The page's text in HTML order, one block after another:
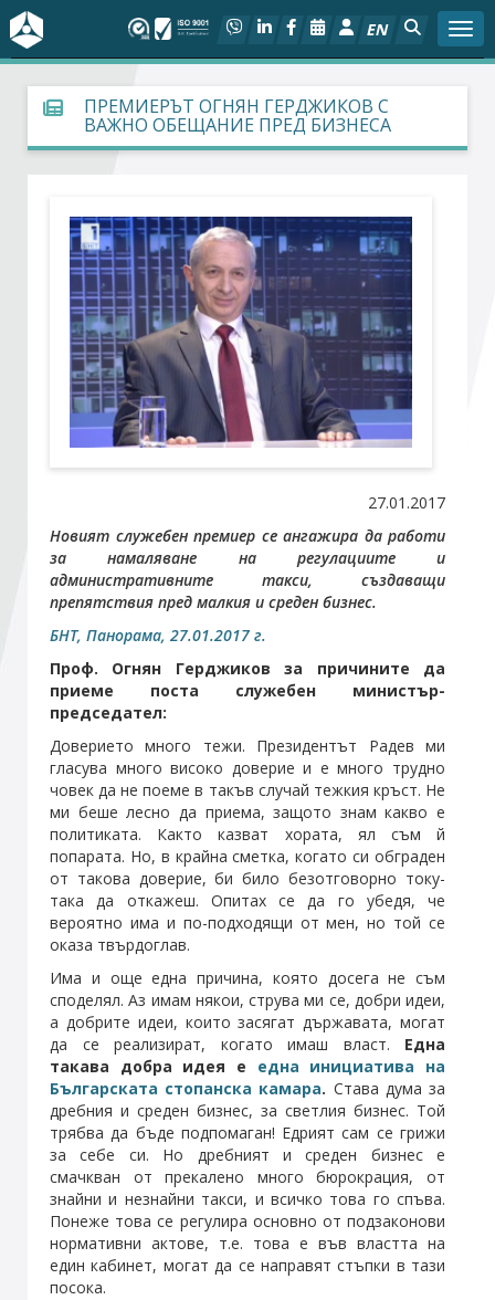
EN
За БСК
На фокус
Социален диалог
Дейности
Арбитражен съд
Стани член
Абонирайте се!
ПРЕМИЕРЪТ ОГНЯН ГЕРДЖИКОВ С
ВАЖНО ОБЕЩАНИЕ ПРЕД БИЗНЕСА
27.01.2017
Новият служебен премиер се ангажира да работи
за намаляване на регулациите и
административните такси, създаващи
препятствия пред малкия и среден бизнес.
БНТ, Панорама, 27.01.2017 г.
Проф. Огнян Герджиков за причините да
приеме поста служебен министър-
председател:
Доверието много тежи. Президентът Радев ми
гласува много високо доверие и е много трудно
човек да не поеме в такъв случай тежкия кръст. Не
ми беше лесно да приема, защото знам какво е
политиката. Както казват хората, ял съм й
попарата. Но, в крайна сметка, когато си обграден
от такова доверие, би било безотговорно току-
така да откажеш. Опитах се да го убедя, че
вероятно има и по-подходящи от мен, но той се
оказа твърдоглав.
Има и още една причина, която досега не съм
споделял. Аз имам някои, струва ми се, добри идеи,
а добрите идеи, които засягат държавата, могат
да се реализират, когато имаш власт. Една
такава добра идея е една инициатива на
Българската стопанска камара. Става дума за
дребния и среден бизнес, за светлия бизнес. Той
трябва да бъде подпомаган! Едрият сам се грижи
за себе си. Но дребният и среден бизнес е
смачкван от прекалено много бюрокрация, от
знайни и незнайни такси, и всичко това го спъва.
Понеже това се регулира основно от подзаконови
нормативни актове, т.е. това е във властта на
един кабинет, могат да се направят стъпки в тази
посока.